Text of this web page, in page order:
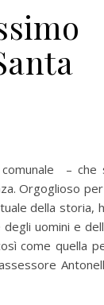
comunale – che
Orgoglioso
della storia,
uomini e
come quella